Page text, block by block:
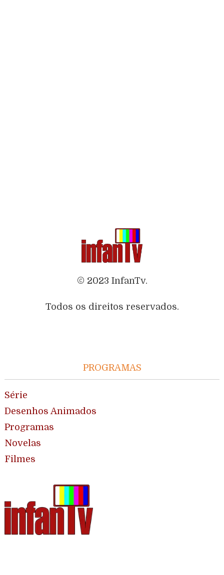
© 2023 InfanTv.
Todos os direitos reservados.
PROGRAMAS
Série
Desenhos Animados
Programas
Novelas
Filmes